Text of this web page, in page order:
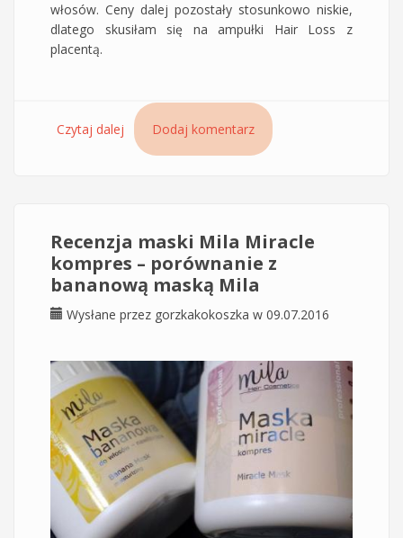
włosów. Ceny dalej pozostały stosunkowo niskie,
dlatego skusiłam się na ampułki Hair Loss z
placentą.
Czytaj dalej wpis Ampułki przeciw wypadaniu Hair Loss Mila
z placentą, papryczką chilli i pokrzywą
Dodaj komentarz
Recenzja maski Mila Miracle
kompres – porównanie z
bananową maską Mila
Wysłane przez gorzkakokoszka w 09.07.2016